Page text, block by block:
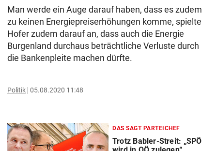
Man werde ein Auge darauf haben, dass es zudem
zu keinen Energiepreiserhöhungen komme, spielte
Hofer zudem darauf an, dass auch die Energie
Burgenland durchaus beträchtliche Verluste durch
die Bankenpleite machen dürfte.
Politik 05.08.2020 11:48
DAS SAGT PARTEICHEF
Trotz Babler-Streit: „SPÖ